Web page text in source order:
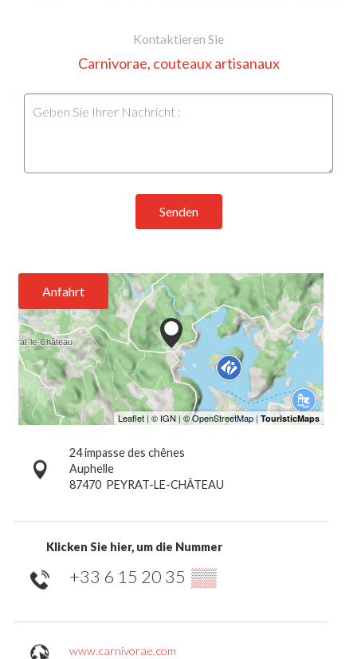
Kontaktieren Sie
Carnivorae, couteaux artisanaux
Senden
Anfahrt
24 impasse des chênes
Auphelle
87470 PEYRAT-LE-CHÂTEAU
Klicken Sie hier, um die Nummer
+33 6 15 20 35 ▒▒
www.carnivorae.com